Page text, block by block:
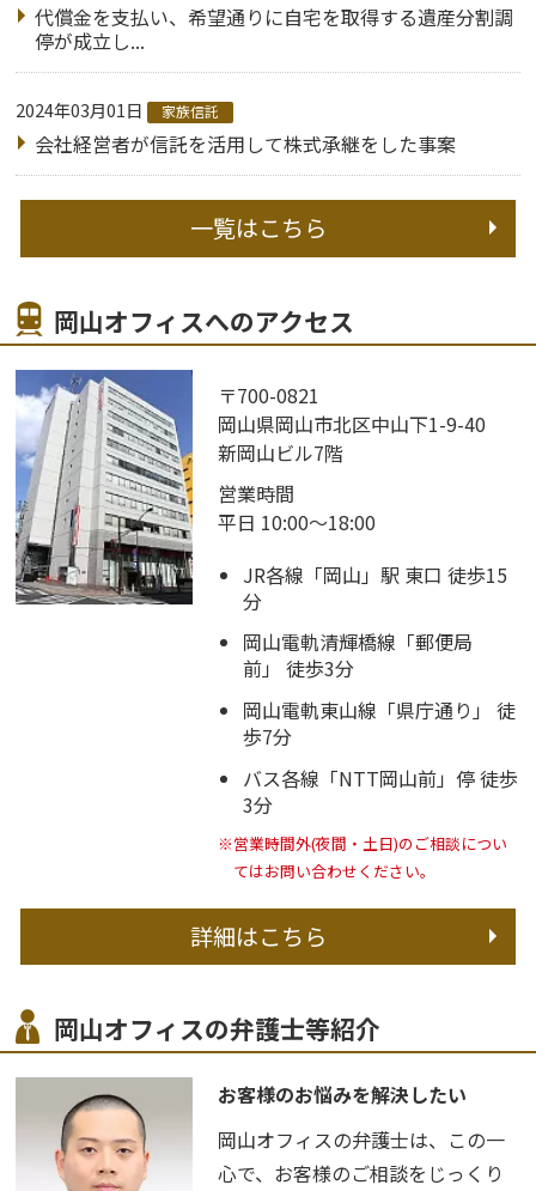
代償金を支払い、希望通りに自宅を取得する遺産分割調
停が成立し...
2024年03月01日 家族信託
会社経営者が信託を活用して株式承継をした事案
一覧はこちら
岡山オフィスへのアクセス
〒700-0821
岡山県岡山市北区中山下1-9-40
新岡山ビル7階
営業時間
平日 10:00～18:00
JR各線「岡山」駅 東口 徒歩15
分
岡山電軌清輝橋線「郵便局
前」 徒歩3分
岡山電軌東山線「県庁通り」 徒
歩7分
バス各線「NTT岡山前」停 徒歩
3分
※営業時間外(夜間・土日)のご相談につい
てはお問い合わせください。
詳細はこちら
岡山オフィスの弁護士等紹介
お客様のお悩みを解決したい
岡山オフィスの弁護士は、この一
心で、お客様のご相談をじっくり